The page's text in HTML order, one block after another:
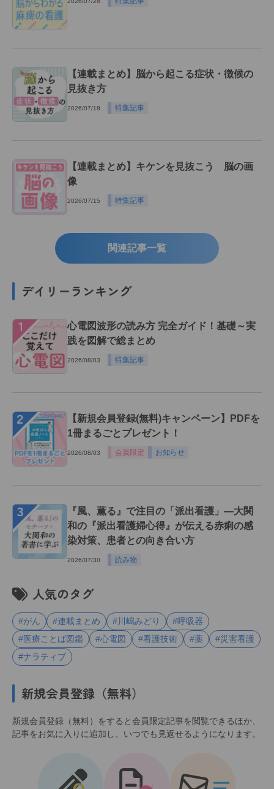
【連載まとめ】脳から起こる症状・徴候の
見抜き方
2026/07/18 特集記事
【連載まとめ】キケンを見抜こう 脳の画
像
2026/07/15 特集記事
関連記事一覧
デイリーランキング
１
心電図波形の読み方 完全ガイド！基礎～実
践を図解で総まとめ
2026/08/03 特集記事
２
【新規会員登録(無料)キャンペーン】PDFを
1冊まるごとプレゼント！
2026/08/03 会員限定 お知らせ
３
『風、薫る』で注目の「派出看護」―大関
和の『派出看護婦心得』が伝える赤痢の感
染対策、患者との向き合い方
2026/07/30 読み物
人気のタグ
#がん #連載まとめ #川嶋みどり
#呼吸器
#医療ことば図鑑
#心電図 #看護技術 #薬
#災害看護
#ナラティブ
新規会員登録（無料）
新規会員登録（無料）をすると会員限定記事を閲覧できるほか、
記事をお気に入りに追加し、いつでも見返せるようになります。